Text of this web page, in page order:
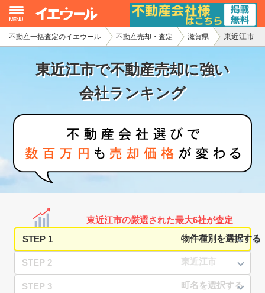
不動産一括査定のイエウール 不動産売却・査定 滋賀県 東近江市
東近江市で不動産売却に強い
会社ランキング
東近江市の厳選された最大6社が査定
STEP 1
STEP 2
STEP 3
イエウール加盟希望の不動産会社様
初めての方へ
不動産の売却・一括査定
家査定シミュレーター
お問い合わせ